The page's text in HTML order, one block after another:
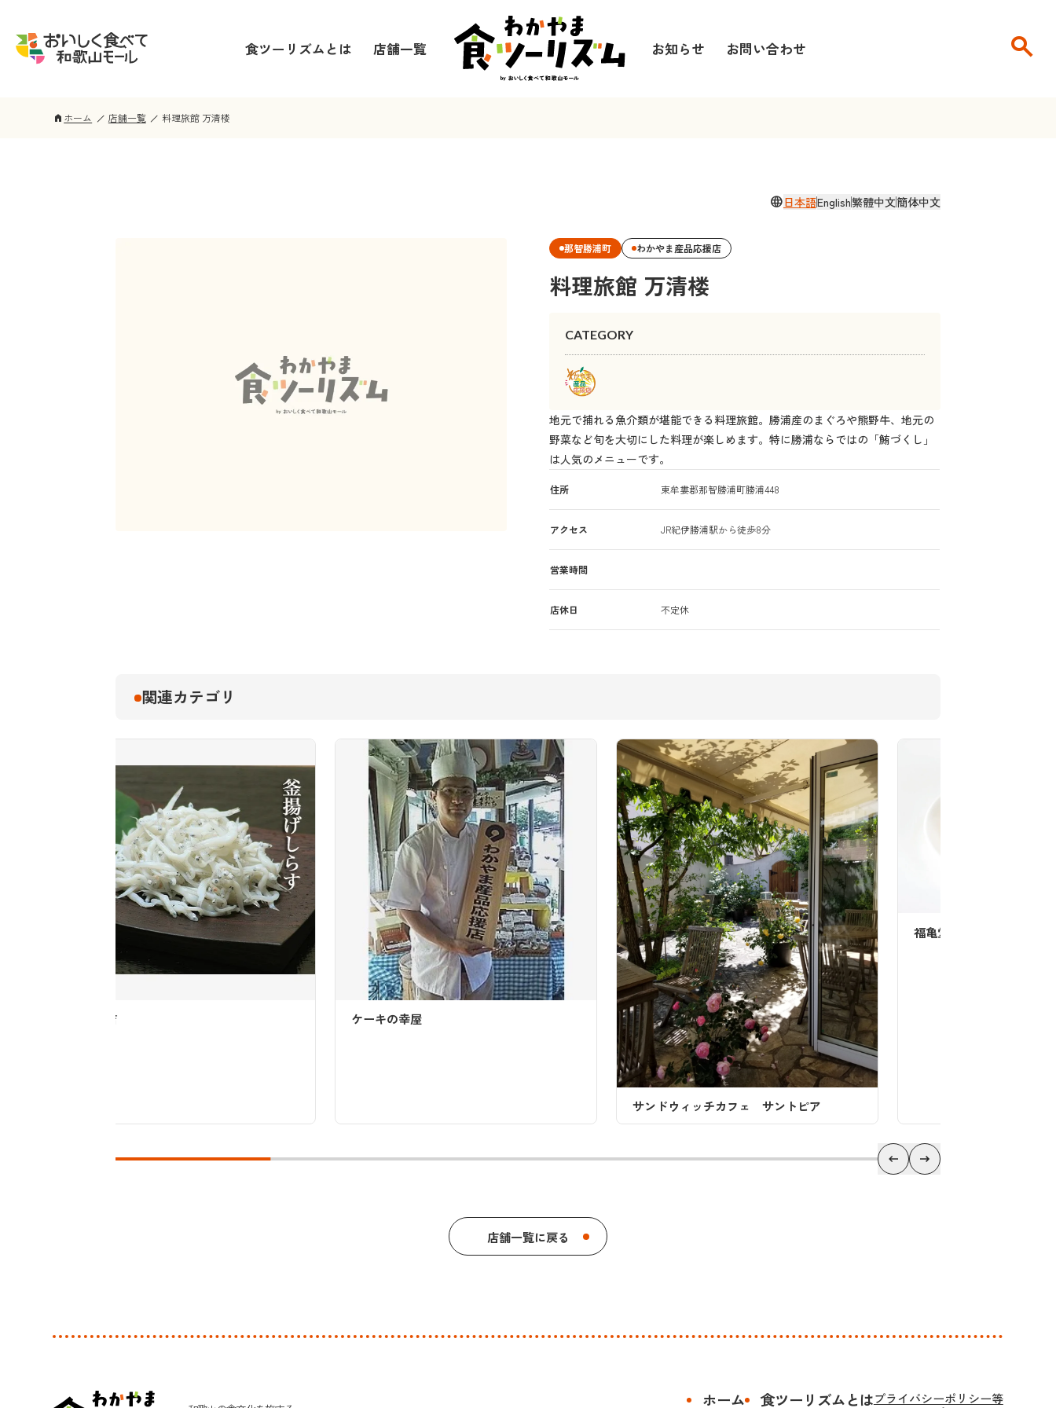
食ツーリズムとは 店舗一覧 お知らせ お問い合わせ search
home ホーム 店舗一覧 料理旅館 万清楼
language日本語English繁體中文簡体中文
那智勝浦町 わかやま産品応援店
料理旅館 万清楼
CATEGORY
地元で捕れる魚介類が堪能できる料理旅館。勝浦産のまぐろや熊野牛、地元の
野菜など旬を大切にした料理が楽しめます。特に勝浦ならではの「鮪づくし」
は人気のメニューです。
住所 東牟婁郡那智勝浦町勝浦448
アクセス JR紀伊勝浦駅から徒歩8分
営業時間
店休日 不定休
関連カテゴリ
福亀堂 三段店
店舗一覧に戻る
ホーム
食ツーリズムとはプライバシーポリシー等